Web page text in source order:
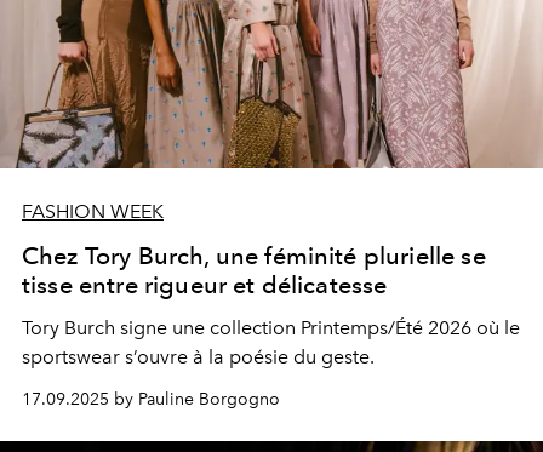
FASHION WEEK
Chez Tory Burch, une féminité plurielle se
tisse entre rigueur et délicatesse
Tory Burch signe une collection Printemps/Été 2026 où le
sportswear s’ouvre à la poésie du geste.
17.09.2025 by Pauline Borgogno